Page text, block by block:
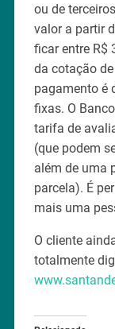
ou de
valor a partir
ficar entre R$
da cotação
pagamento é
fixas. O
tarifa de
(que podem
além de uma
parcela). É
mais uma
O cliente
totalmente